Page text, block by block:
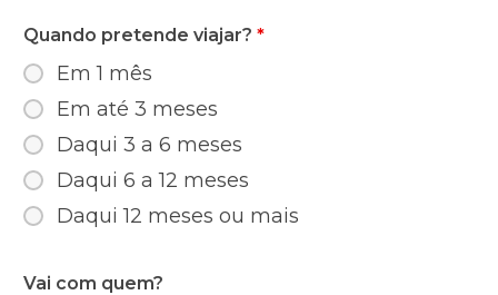
Quando pretende viajar? *
Em 1 mês
Em até 3 meses
Daqui 3 a 6 meses
Daqui 6 a 12 meses
Daqui 12 meses ou mais
Vai com quem?